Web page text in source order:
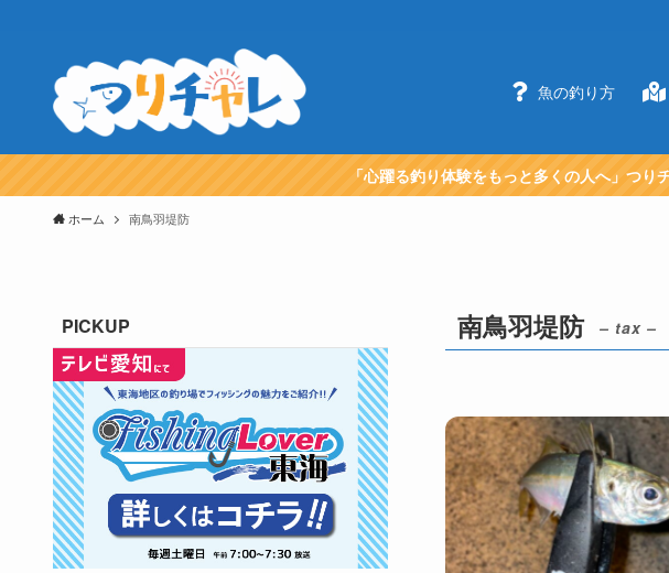
魚の釣り方
「心躍る釣り体験をもっと多くの人へ」つり
ホーム 南鳥羽堤防
南鳥羽堤防 – tax –
PICKUP